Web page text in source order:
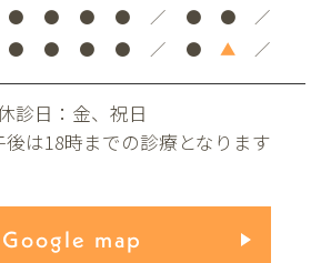
● ● ● ● ／ ● ● ／
● ● ● ● ／ ● ▲ ／
診日：金、祝日
後は18時までの診療となります
Google map